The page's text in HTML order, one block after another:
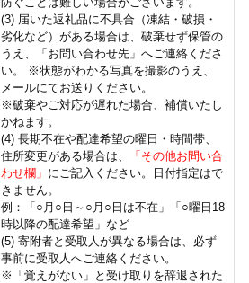
(3) 届いた返礼品に不具合（凍結・破損・
劣化など）がある場合は、破棄せず保管の
うえ、「お問い合わせ先」へご連絡くださ
い。 ※状態がわかる写真を撮影のうえ、
メールにてお送りください。
※破棄やご対応が遅れた場合、補償いたし
かねます。
(4) 長期不在や配達希望の曜日・時間帯、
住所変更がある場合は、
「その他お問い合
わせ欄」 にご記入ください。日付指定はで
きません。
例：「○月○日～○月○日は不在」「○曜日18
時以降の配達希望」など
(5) 寄附者と受取人が異なる場合は、必ず
事前に受取人へご連絡ください。
※「覚えがない」と受け取りを辞退された